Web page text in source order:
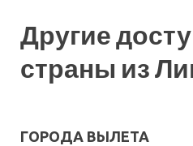
Другие
страны из
ГОРОДА ВЫЛЕТА